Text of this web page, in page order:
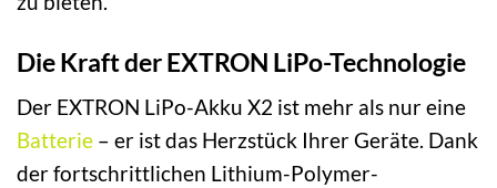
Die Kraft der EXTRON LiPo-Technologie
Der EXTRON LiPo-Akku X2 ist mehr als nur eine
Batterie – er ist das Herzstück Ihrer Geräte. Dank
der fortschrittlichen Lithium-Polymer-